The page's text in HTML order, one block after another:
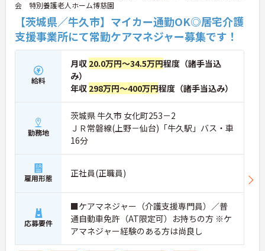
会 特別養護老人ホーム博慈園
【茨城県／牛久市】マイカー通勤OK◎居宅介護
支援事業所にて常勤ケアマネジャー募集です！
給料
月収 20.0万円～34.5万円程度（諸手当込
み）
年収 298万円～400万円程度（諸手当込み）
勤務地
茨城県 牛久市 女化町253－2
ＪＲ常磐線(上野－仙台)「牛久駅」バス・車
16分
雇用形態 正社員(正職員)
応募要件
■ケアマネジャー（介護支援専門員）／普
通自動車免許（AT限定可）お持ちの方 ※ケ
アマネジャー経験のある方は尚良し